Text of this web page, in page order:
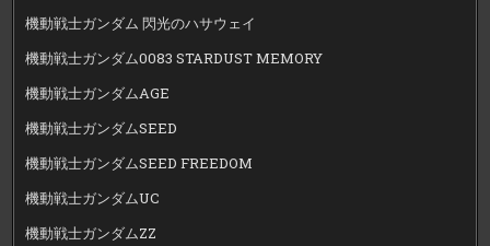
機動戦士ガンダム 閃光のハサウェイ
機動戦士ガンダム0083 STARDUST MEMORY
機動戦士ガンダムAGE
機動戦士ガンダムSEED
機動戦士ガンダムSEED FREEDOM
機動戦士ガンダムUC
機動戦士ガンダムZZ